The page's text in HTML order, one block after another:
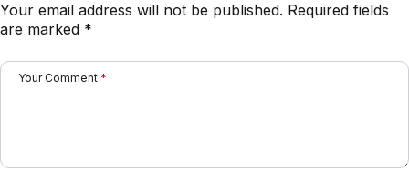
Your email address will not be published. Required fields
are marked *
Your Comment *